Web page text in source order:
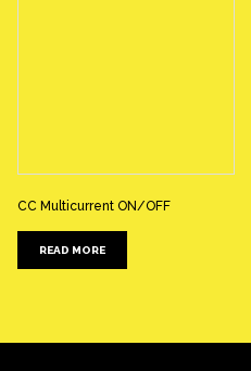
CC Multicurrent ON/OFF
READ MORE